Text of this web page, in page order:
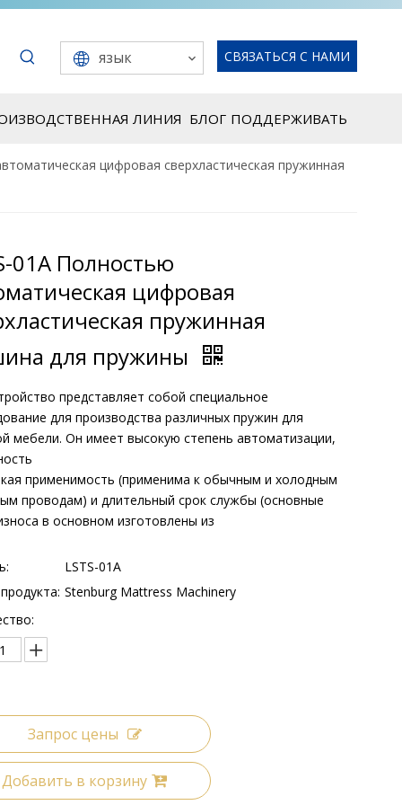
язык СВЯЗАТЬСЯ С НАМИ
ЛИНИЯ БЛОГ ПОДДЕРЖИВАТЬ
цифровая сверхластическая пружинная
01A Полностью
цифровая
пружинная
для пружины
представляет собой специальное
для производства различных пружин для
мебели. Он имеет высокую степень автоматизации,
применимость (применима к обычным и холодным
проводам) и длительный срок службы (основные
в основном изготовлены из
LSTS-01A
Stenburg Mattress Machinery
Запрос цены
Добавить в корзину